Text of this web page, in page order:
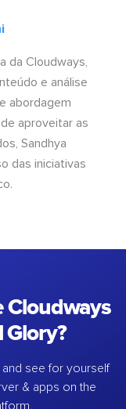
da Cloudways,
e análise
abordagem
aproveitar as
Sandhya
das iniciativas
Cloudways
and see for yourself
& apps on the